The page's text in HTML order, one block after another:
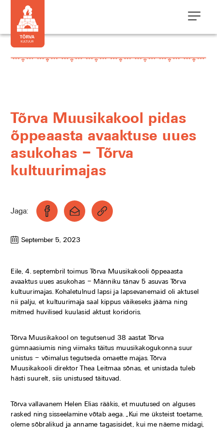
Tõrva Muusikakool pidas
õppeaasta avaaktuse uues
asukohas – Tõrva
kultuurimajas
Jaga:
September 5, 2023
Eile, 4. septembril toimus Tõrva Muusikakooli õppeaasta
avaaktus uues asukohas – Männiku tänav 5 asuvas Tõrva
kultuurimajas. Kohaletulnud lapsi ja lapsevanemaid oli aktusel
nii palju, et kultuurimaja saal kippus väikeseks jääma ning
mitmed huvilised kuulasid aktust koridoris.
Tõrva Muusikakool on tegutsenud 38 aastat Tõrva
gümnaasiumis ning viimaks täitus muusikakogukonna suur
unistus – võimalus tegutseda omaette majas. Tõrva
Muusikakooli direktor Thea Leitmaa sõnas, et unistada tuleb
hästi suurelt, siis unistused täituvad.
Tõrva vallavanem Helen Elias rääkis, et muutused on alguses
rasked ning sisseelamine võtab aega. „Kui me üksteist toetame,
oleme sõbralikud ja anname tagasisidet, kui me näeme midagi,